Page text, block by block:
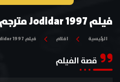
فيلم Jodidar 1997 مترجم
الرئيسية افلام فيلم Jodidar 1997 مترجم
قصة الفيلم